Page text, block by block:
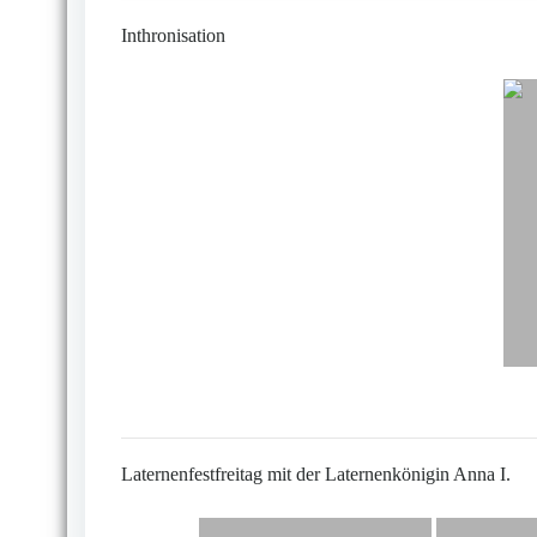
Inthronisation
Laternenfestfreitag mit der Laternenkönigin Anna I.